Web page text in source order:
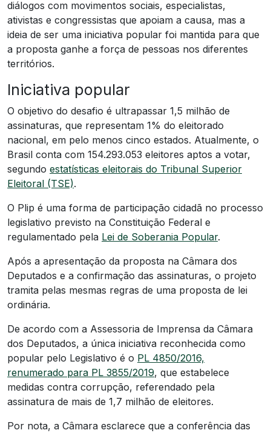
diálogos com movimentos sociais, especialistas,
ativistas e congressistas que apoiam a causa, mas a
ideia de ser uma iniciativa popular foi mantida para que
a proposta ganhe a força de pessoas nos diferentes
territórios.
Iniciativa popular
O objetivo do desafio é ultrapassar 1,5 milhão de
assinaturas, que representam 1% do eleitorado
nacional, em pelo menos cinco estados. Atualmente, o
Brasil conta com 154.293.053 eleitores aptos a votar,
segundo estatísticas eleitorais do Tribunal Superior
Eleitoral (TSE).
O Plip é uma forma de participação cidadã no processo
legislativo previsto na Constituição Federal e
regulamentado pela Lei de Soberania Popular.
Após a apresentação da proposta na Câmara dos
Deputados e a confirmação das assinaturas, o projeto
tramita pelas mesmas regras de uma proposta de lei
ordinária.
De acordo com a Assessoria de Imprensa da Câmara
dos Deputados, a única iniciativa reconhecida como
popular pelo Legislativo é o PL 4850/2016,
renumerado para PL 3855/2019, que estabelece
medidas contra corrupção, referendado pela
assinatura de mais de 1,7 milhão de eleitores.
Por nota, a Câmara esclarece que a conferência das